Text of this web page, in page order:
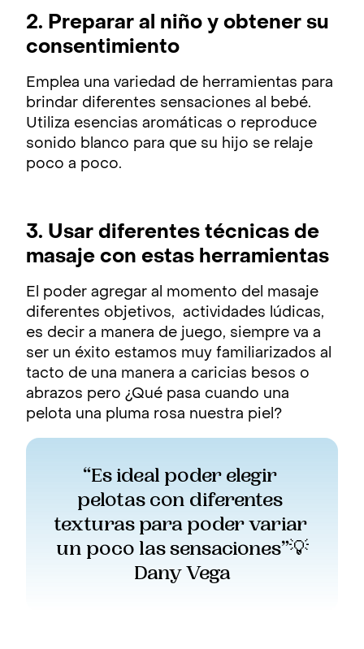
2. Preparar al niño y obtener su
consentimiento
Emplea una variedad de herramientas para
brindar diferentes sensaciones al bebé.
Utiliza esencias aromáticas o reproduce
sonido blanco para que su hijo se relaje
poco a poco.
3. Usar diferentes técnicas de
masaje con estas herramientas
El poder agregar al momento del masaje
diferentes objetivos, actividades lúdicas,
es decir a manera de juego, siempre va a
ser un éxito estamos muy familiarizados al
tacto de una manera a caricias besos o
abrazos pero ¿Qué pasa cuando una
pelota una pluma rosa nuestra piel?
“Es ideal poder elegir
pelotas con diferentes
texturas para poder variar
un poco las sensaciones”💡
Dany Vega